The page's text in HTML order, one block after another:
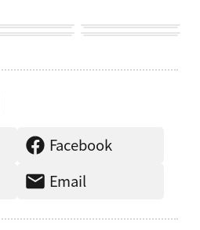
Facebook
Email